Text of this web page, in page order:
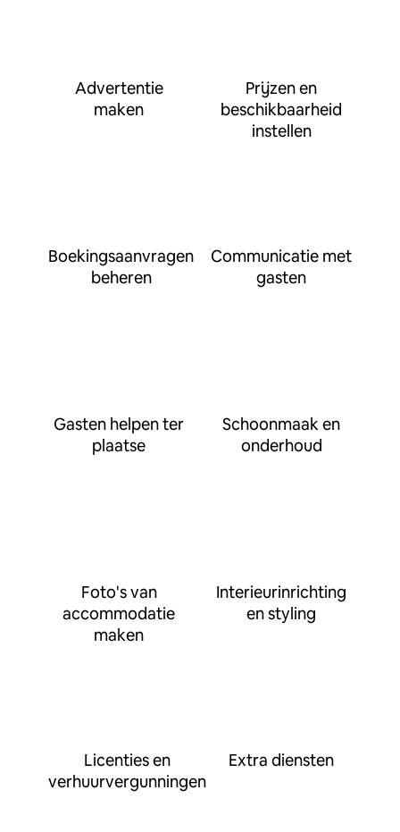
Advertentie
maken
Prijzen en
beschikbaarheid
instellen
Boekingsaanvragen
beheren
Communicatie met
gasten
Gasten helpen ter
plaatse
Schoonmaak en
onderhoud
Foto's van
accommodatie
maken
Interieurinrichting
en styling
Licenties en
verhuurvergunningen
Extra diensten